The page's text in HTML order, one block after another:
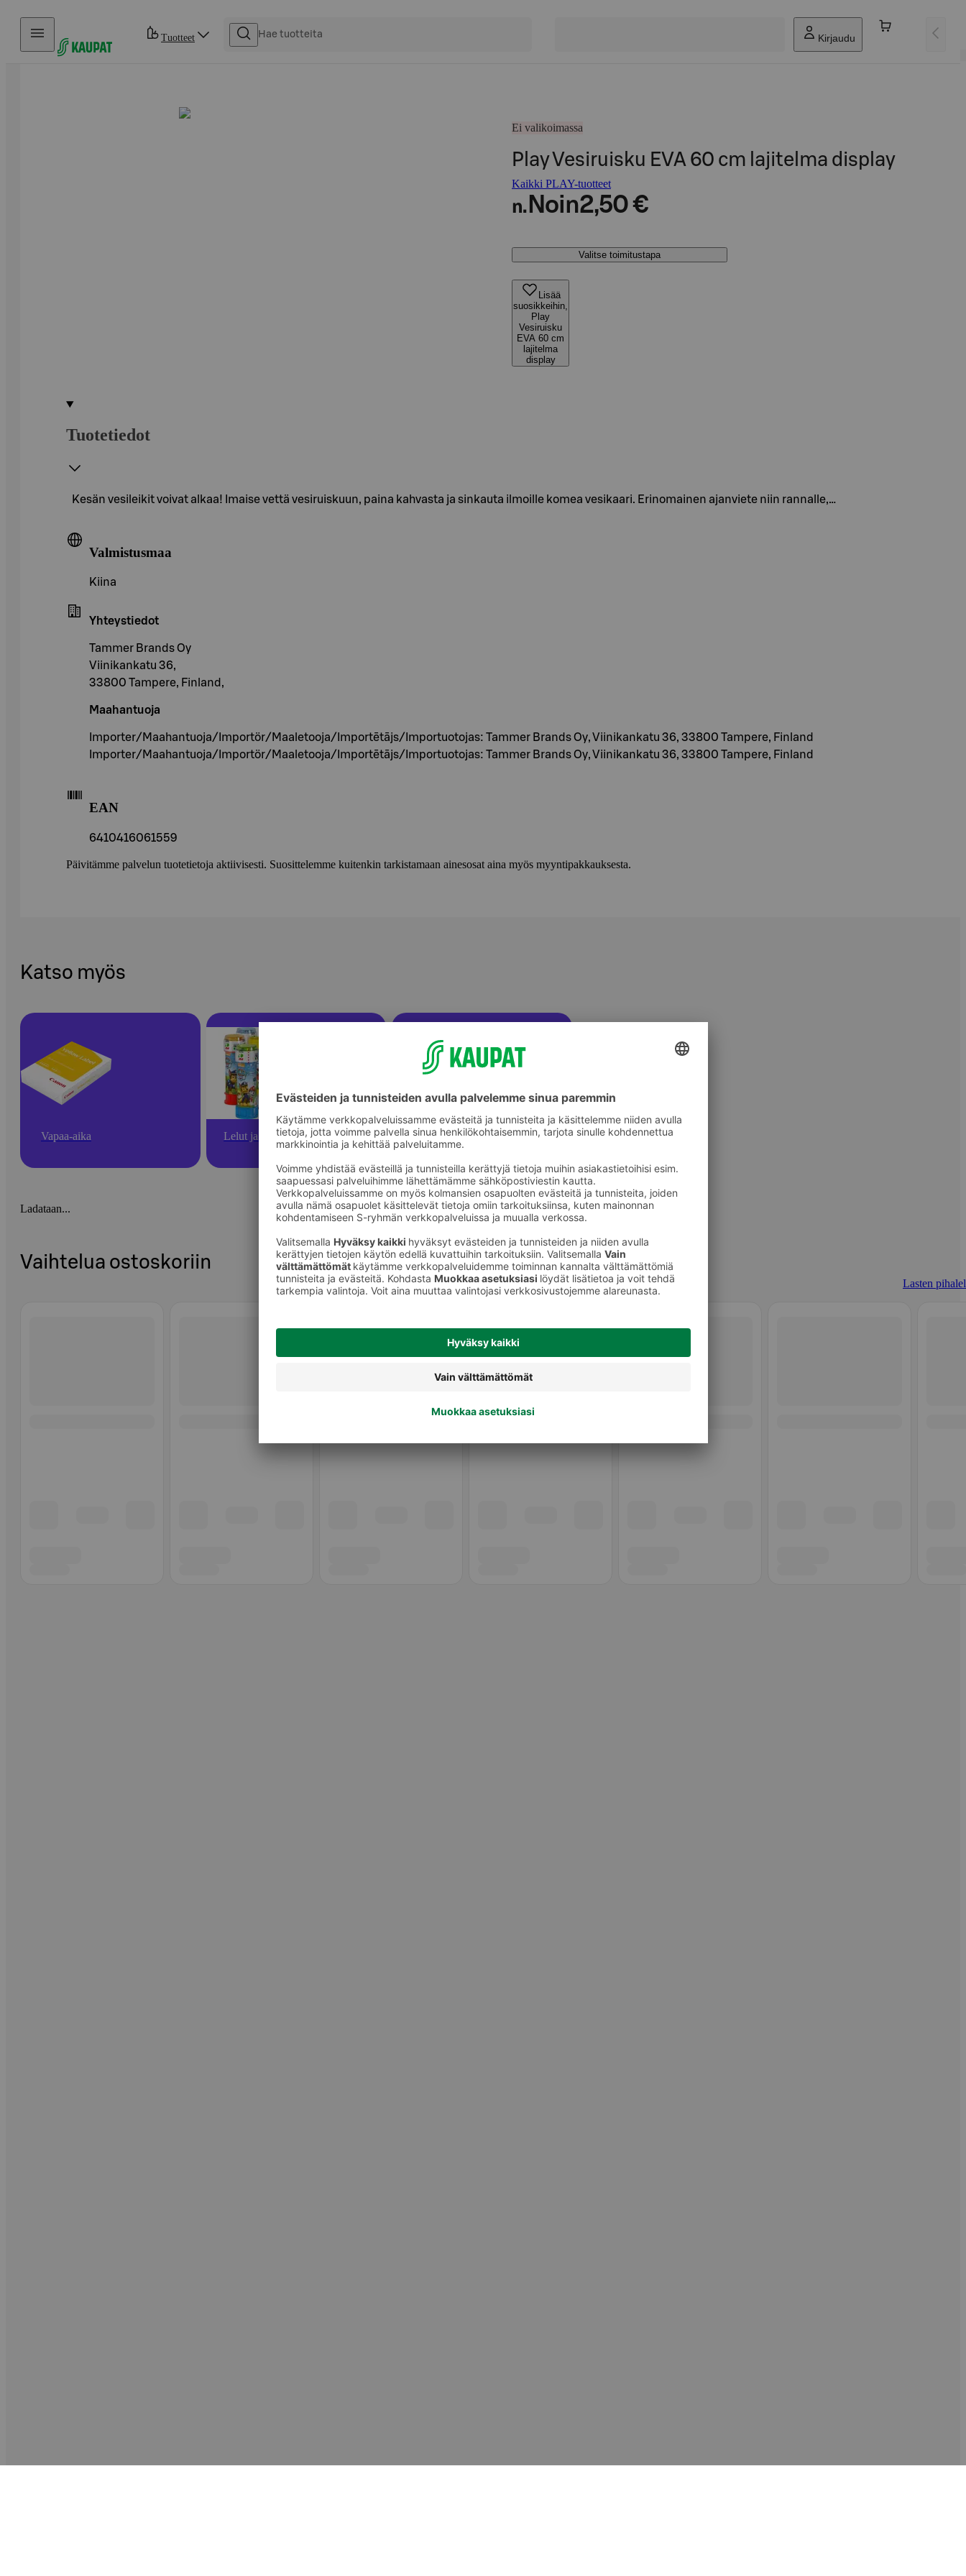
Hyppää sisältöön
Tuotteet Kirjaudu
Ei valikoimassa
Play Vesiruisku EVA 60 cm lajitelma display
Kaikki PLAY-tuotteet
n. Noin2,50 €
Valitse toimitustapa
Lisää
suosikkeihin,
Play
Vesiruisku
EVA 60 cm
lajitelma
display
Tuotetiedot
Kesän vesileikit voivat alkaa! Imaise vettä vesiruiskuun, paina kahvasta ja sinkauta ilmoille komea vesikaari. Erinomainen ajanviete niin rannalle,…
Valmistusmaa
Kiina
Yhteystiedot
Tammer Brands Oy
Viinikankatu 36,
33800 Tampere, Finland,
Maahantuoja
Importer/Maahantuoja/Importör/Maaletooja/Importētājs/Importuotojas: Tammer Brands Oy, Viinikankatu 36, 33800 Tampere, Finland
Importer/Maahantuoja/Importör/Maaletooja/Importētājs/Importuotojas: Tammer Brands Oy, Viinikankatu 36, 33800 Tampere, Finland
EAN
6410416061559
Päivitämme palvelun tuotetietoja aktiivisesti. Suosittelemme kuitenkin tarkistamaan ainesosat aina myös myyntipakkauksesta.
Katso myös
Vapaa-aika Lelut ja pelit Lasten pihalelut
Ladataan...
Vaihtelua ostoskoriin
Lasten